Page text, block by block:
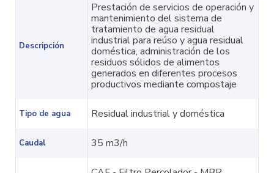
Descripción
Prestación de servicios de operación y
mantenimiento del sistema de
tratamiento de agua residual
industrial para reúso y agua residual
doméstica, administración de los
residuos sólidos de alimentos
generados en diferentes procesos
productivos mediante compostaje
Tipo de agua Residual industrial y doméstica
Caudal 35 m3/h